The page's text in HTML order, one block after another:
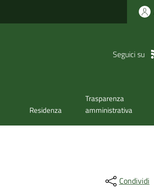
Seguici su
Residenza
Trasparenza
amministrativa
Condividi